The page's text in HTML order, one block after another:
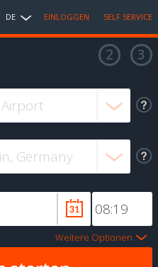
DE EINLOGGEN SELF SERVICE
Weitere Optionen